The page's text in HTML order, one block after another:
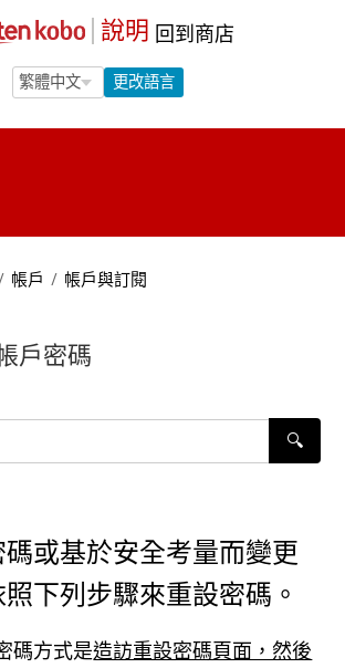
說明 回到商店
Language Selection
Language Selection
更改語言
帳戶 / 帳戶與訂閱
戶密碼
🔍
或基於安全考量而變更
下列步驟來重設密碼。
碼方式是造訪重設密碼頁面，然後